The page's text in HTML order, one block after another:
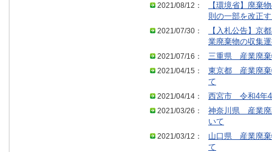
2021/08/12：
【環境省】廃棄
則の一部を改正
2021/07/30：
【入札公告】京
業廃棄物の収集
2021/07/16：
三重県 産業廃棄
2021/04/15：
東京都 産業廃棄
て
2021/04/14：
西宮市 令和4年4
2021/03/26：
神奈川県 産業廃
いて
2021/03/12：
山口県 産業廃棄
て